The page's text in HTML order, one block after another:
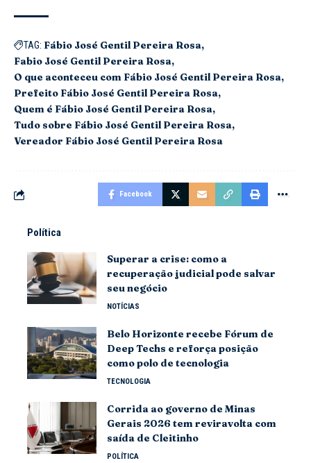
TAG: Fábio José Gentil Pereira Rosa
Fabio José Gentil Pereira Rosa
O que aconteceu com Fábio José Gentil Pereira Rosa
Prefeito Fábio José Gentil Pereira Rosa
Quem é Fábio José Gentil Pereira Rosa
Tudo sobre Fábio José Gentil Pereira Rosa
Vereador Fábio José Gentil Pereira Rosa
Facebook
Política
Superar a crise: como a
recuperação judicial pode salvar
seu negócio
NOTÍCIAS
Belo Horizonte recebe Fórum de
Deep Techs e reforça posição
como polo de tecnologia
TECNOLOGIA
Corrida ao governo de Minas
Gerais 2026 tem reviravolta com
saída de Cleitinho
POLÍTICA